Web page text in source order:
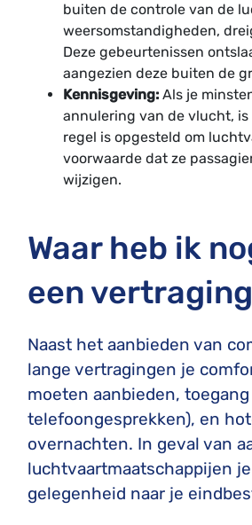
buiten de controle van de
weersomstandigheden,
Deze gebeurtenissen
aangezien deze buiten de
Kennisgeving: Als je
annulering van de vlucht,
regel is opgesteld om
voorwaarde dat ze
wijzigen.
Waar heb ik
een
Naast het aanbieden van
lange vertragingen je
moeten aanbieden,
telefoongesprekken), en
overnachten. In geval van
luchtvaartmaatschappijen
gelegenheid naar je